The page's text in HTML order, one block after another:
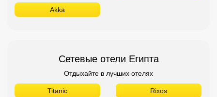
Akka
Сетевые отели Египта
Отдыхайте в лучших отелях
Titanic Rixos